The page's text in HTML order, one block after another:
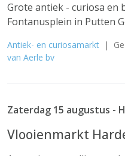
Grote antiek - curiosa en
Fontanusplein in Putten
Antiek- en curiosamarkt |
van Aerle bv
Zaterdag 15 augustus -
Vlooienmarkt